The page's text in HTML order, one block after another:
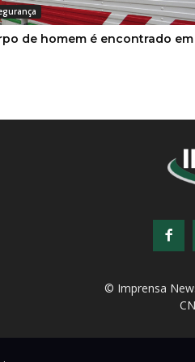
de homem é encontrado
© Imprensa